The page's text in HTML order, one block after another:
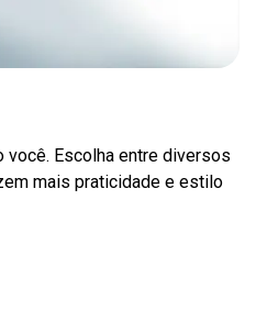
você. Escolha entre diversos
mais praticidade e estilo